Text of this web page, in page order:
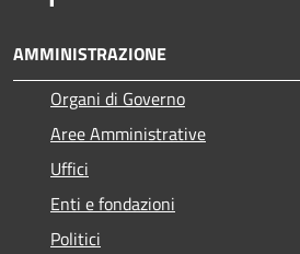
AMMINISTRAZIONE
Organi di Governo
Aree Amministrative
Uffici
Enti e fondazioni
Politici